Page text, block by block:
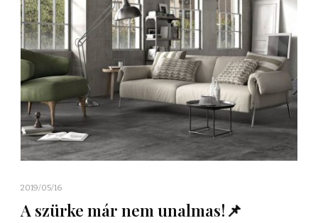
2019/05/16
A szürke már nem unalmas!📌